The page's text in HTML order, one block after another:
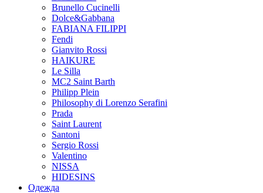
Brunello Cucinelli
Dolce&Gabbana
FABIANA FILIPPI
Fendi
Gianvito Rossi
HAIKURE
Le Silla
MC2 Saint Barth
Philipp Plein
Philosophy di Lorenzo Serafini
Prada
Saint Laurent
Santoni
Sergio Rossi
Valentino
NISSA
HIDESINS
Одежда